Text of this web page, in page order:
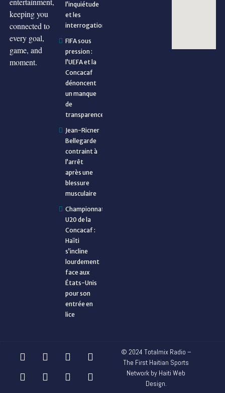
keeping you
connected to
every goal,
game, and
moment.
l’inquiétude
et les
interrogations
FIFA sous
pression :
l’UEFA et la
Concacaf
dénoncent
un manque
de
transparence
Jean-Ricner
Bellegarde
contraint à
l’arrêt
après une
blessure
musculaire
Championnat
U20 de la
Concacaf :
Haïti
s’incline
lourdement
face aux
États-Unis
pour son
entrée en
lice
© 2024 Totalmix Radio –
The First Haitian Sports
Network by Haiti Web
Design.